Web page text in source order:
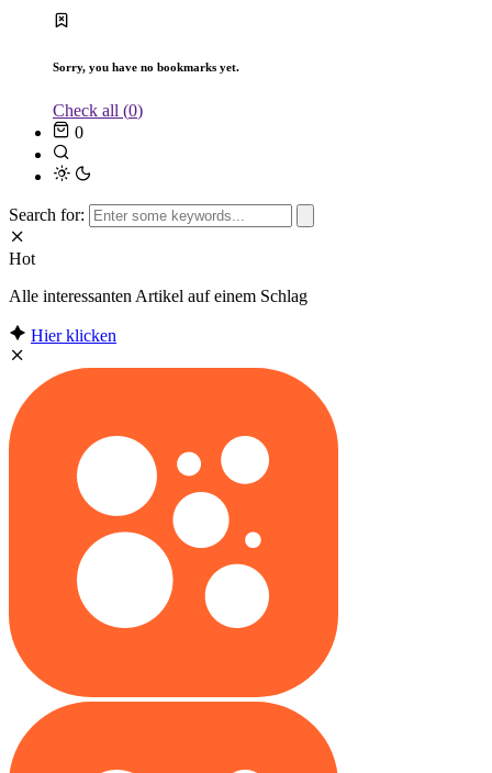
Sorry, you have no bookmarks yet.
Check all (0)
0
Search for:
Hot
Alle interessanten Artikel auf einem Schlag
Hier klicken